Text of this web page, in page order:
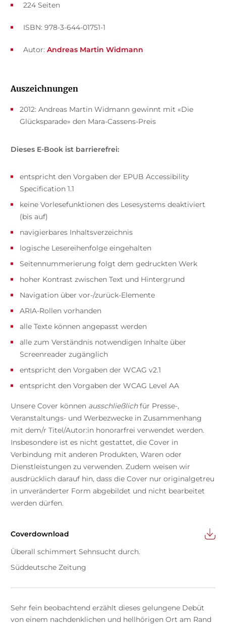
ISBN: 978-3-644-01751-1
224 Seiten
Autor: Andreas Martin Widmann
Auszeichnungen
2012: Andreas Martin Widmann gewinnt mit «Die
Glücksparade» den Mara-Cassens-Preis
Dieses E-Book ist barrierefrei:
entspricht den Vorgaben der EPUB Accessibility
Specification 1.1
keine Vorlesefunktionen des Lesesystems deaktiviert
(bis auf)
navigierbares Inhaltsverzeichnis
logische Lesereihenfolge eingehalten
Seitennummerierung folgt dem gedruckten Werk
hoher Kontrast zwischen Text und Hintergrund
Navigation über vor-/zurück-Elemente
ARIA-Rollen vorhanden
alle Texte können angepasst werden
alle zum Verständnis notwendigen Inhalte über
Screenreader zugänglich
entspricht den Vorgaben der WCAG v2.1
entspricht den Vorgaben der WCAG Level AA
Unsere Cover können ausschließlichfür Presse-,
Veranstaltungs- und Werbezwecke in Zusammenhang
mit dem/r Titel/Autor:in honorarfrei verwendet werden.
Insbesondere ist es nicht gestattet, die Cover in
Verbindung mit anderen Produkten, Waren oder
Dienstleistungen zu verwenden. Zudem weisen wir
ausdrücklich darauf hin, dass die Cover nur originalgetreu
in unveränderter Form abgebildet und nicht bearbeitet
werden dürfen.
Coverdownload
Überall schimmert Sehnsucht durch.
Süddeutsche Zeitung
Sehr fein beobachtend erzählt dieses gelungene Debüt
von einem nachdenklichen und hellhörigen Ort am Rand